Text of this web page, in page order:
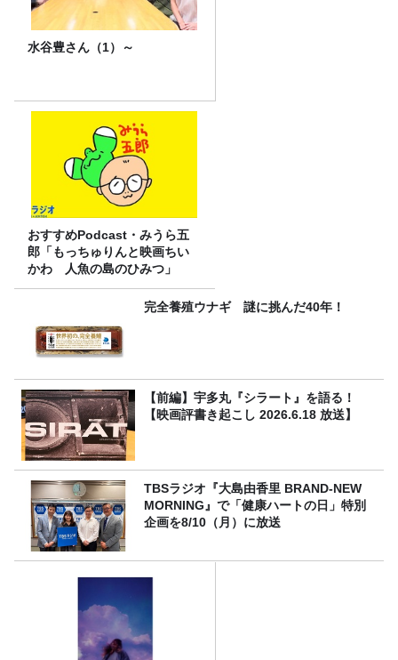
水谷豊さん（1）～
おすすめPodcast・みうら五
郎「もっちゅりんと映画ちい
かわ 人魚の島のひみつ」
完全養殖ウナギ 謎に挑んだ40年！
【前編】宇多丸『シラート』を語る！
【映画評書き起こし 2026.6.18 放送】
TBSラジオ『大島由香里 BRAND-NEW
MORNING』で「健康ハートの日」特別
企画を8/10（月）に放送